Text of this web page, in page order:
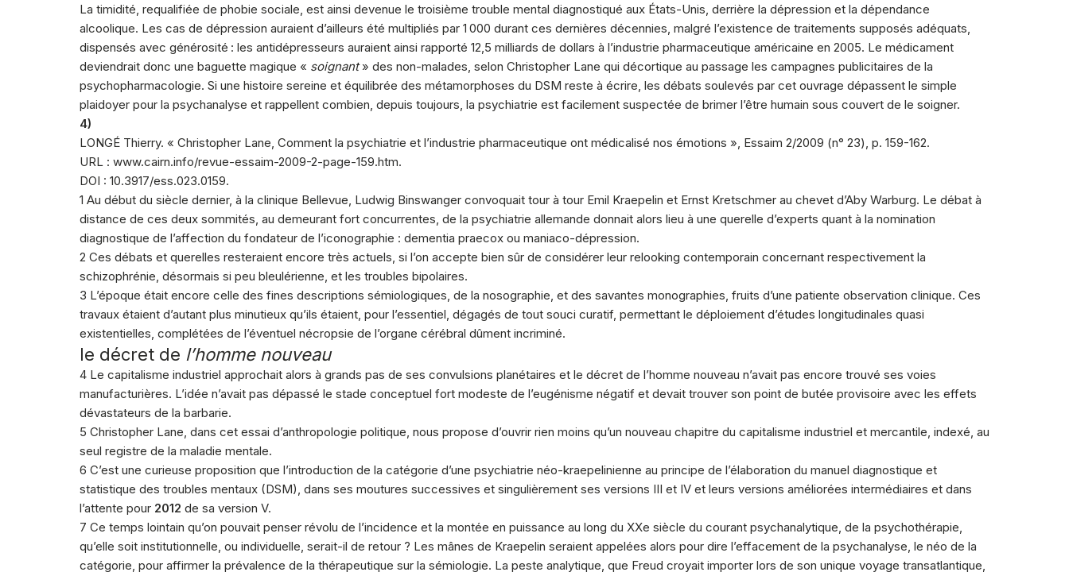
La timidité, requalifiée de phobie sociale, est ainsi devenue le troisième trouble mental diagnostiqué aux États-Unis, derrière la dépression et la dépendance
alcoolique. Les cas de dépression auraient d’ailleurs été multipliés par 1 000 durant ces dernières décennies, malgré l’existence de traitements supposés adéquats,
dispensés avec générosité : les antidépresseurs auraient ainsi rapporté 12,5 milliards de dollars à l’industrie pharmaceutique américaine en 2005. Le médicament
deviendrait donc une baguette magique « soignant» des non-malades, selon Christopher Lane qui décortique au passage les campagnes publicitaires de la
psychopharmacologie. Si une histoire sereine et équilibrée des métamorphoses du DSM reste à écrire, les débats soulevés par cet ouvrage dépassent le simple
plaidoyer pour la psychanalyse et rappellent combien, depuis toujours, la psychiatrie est facilement suspectée de brimer l’être humain sous couvert de le soigner.
4)
LONGÉ Thierry. « Christopher Lane, Comment la psychiatrie et l’industrie pharmaceutique ont médicalisé nos émotions », Essaim 2/2009 (n° 23), p. 159-162.
URL : www.cairn.info/revue-essaim-2009-2-page-159.htm.
DOI : 10.3917/ess.023.0159.
1 Au début du siècle dernier, à la clinique Bellevue, Ludwig Binswanger convoquait tour à tour Emil Kraepelin et Ernst Kretschmer au chevet d’Aby Warburg. Le débat à
distance de ces deux sommités, au demeurant fort concurrentes, de la psychiatrie allemande donnait alors lieu à une querelle d’experts quant à la nomination
diagnostique de l’affection du fondateur de l’iconographie : dementia praecox ou maniaco-dépression.
2 Ces débats et querelles resteraient encore très actuels, si l’on accepte bien sûr de considérer leur relooking contemporain concernant respectivement la
schizophrénie, désormais si peu bleulérienne, et les troubles bipolaires.
3 L’époque était encore celle des fines descriptions sémiologiques, de la nosographie, et des savantes monographies, fruits d’une patiente observation clinique. Ces
travaux étaient d’autant plus minutieux qu’ils étaient, pour l’essentiel, dégagés de tout souci curatif, permettant le déploiement d’études longitudinales quasi
existentielles, complétées de l’éventuel nécropsie de l’organe cérébral dûment incriminé.
le décret de l’homme nouveau
4 Le capitalisme industriel approchait alors à grands pas de ses convulsions planétaires et le décret de l’homme nouveau n’avait pas encore trouvé ses voies
manufacturières. L’idée n’avait pas dépassé le stade conceptuel fort modeste de l’eugénisme négatif et devait trouver son point de butée provisoire avec les effets
dévastateurs de la barbarie.
5 Christopher Lane, dans cet essai d’anthropologie politique, nous propose d’ouvrir rien moins qu’un nouveau chapitre du capitalisme industriel et mercantile, indexé, au
seul registre de la maladie mentale.
6 C’est une curieuse proposition que l’introduction de la catégorie d’une psychiatrie néo-kraepelinienne au principe de l’élaboration du manuel diagnostique et
statistique des troubles mentaux (DSM), dans ses moutures successives et singulièrement ses versions III et IV et leurs versions améliorées intermédiaires et dans
l’attente pour 2012 de sa version V.
7 Ce temps lointain qu’on pouvait penser révolu de l’incidence et la montée en puissance au long du XXe siècle du courant psychanalytique, de la psychothérapie,
qu’elle soit institutionnelle, ou individuelle, serait-il de retour ? Les mânes de Kraepelin seraient appelées alors pour dire l’effacement de la psychanalyse, le néo de la
catégorie, pour affirmer la prévalence de la thérapeutique sur la sémiologie. La peste analytique, que Freud croyait importer lors de son unique voyage transatlantique,